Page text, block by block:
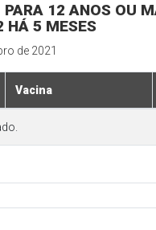
12 ANOS OU
HÁ 5 MESES
de 2021
Vacina